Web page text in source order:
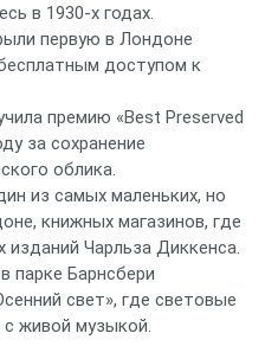
в 1930‑х годах.
первую в Лондоне
доступом к
премию «Best Preserved
за сохранение
облика.
из самых маленьких, но
книжных магазинов, где
изданий Чарльза Диккенса.
парке Барнсбери
свет», где световые
живой музыкой.